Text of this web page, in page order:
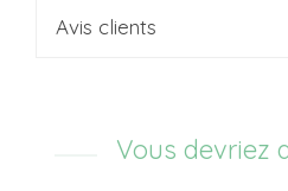
Avis clients
Vous devriez